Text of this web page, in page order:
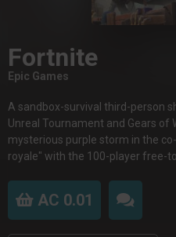
Fortnite
Epic Games
A sandbox-survival third-person
Unreal Tournament and Gears of
mysterious purple storm in the
royale" with the 100-player free-
AC 0.01